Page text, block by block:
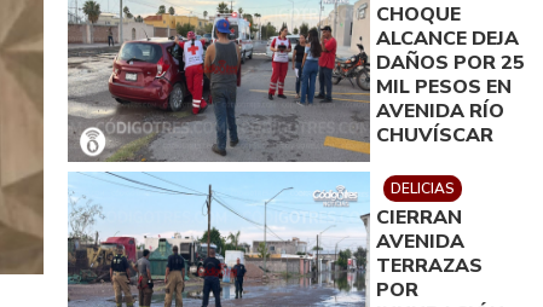
CHOQUE
ALCANCE DEJA
DAÑOS POR 25
MIL PESOS EN
AVENIDA RÍO
CHUVÍSCAR
DELICIAS
CIERRAN
AVENIDA
TERRAZAS
POR